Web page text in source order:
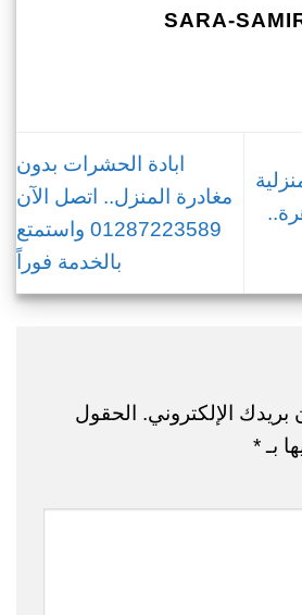
SARA-
ابادة الحشرات بدون
مغادرة المنزل.. اتصل الآن
01287223589 واستمتع
بالخدمة فوراً
الإلكتروني. الحقول
بـ*